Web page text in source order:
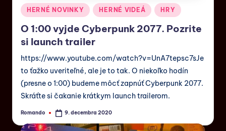
HERNÉ NOVINKY HERNÉ VIDEÁ HRY
O 1:00 vyjde Cyberpunk 2077. Pozrite
si launch trailer
https://www.youtube.com/watch?v=UnA7tepsc7sJe
to ťažko uveriteľné, ale je to tak. O niekoľko hodín
(presne o 1:00) budeme môcť zapnúť Cyberpunk 2077.
Skráťte si čakanie krátkym launch trailerom.
Romando 9. decembra 2020